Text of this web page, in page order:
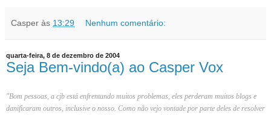
Casper às 13:29 Nenhum comentário:
quarta-feira, 8 de dezembro de 2004
Seja Bem-vindo(a) ao Casper Vox
"Bom pessoas, a cjb está enfrentando muitos problemas, eles perderam muitos blogs e
danificaram outros, inclusive o nosso. Como não vejo vontade por parte deles de resolver